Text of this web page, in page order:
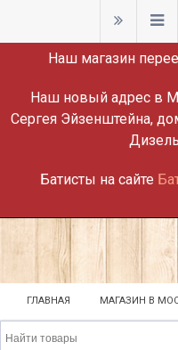
Наш магазин
Наш новый адрес в
Сергея Эйзенштейна,
Батисты на сайте
ГЛАВНАЯ МАГАЗИН В